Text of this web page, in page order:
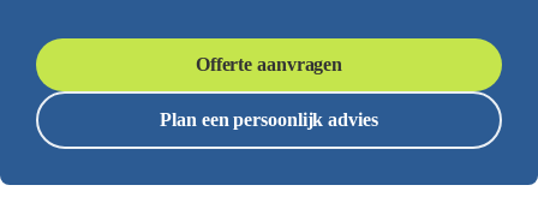
Offerte aanvragen
Plan een persoonlijk advies